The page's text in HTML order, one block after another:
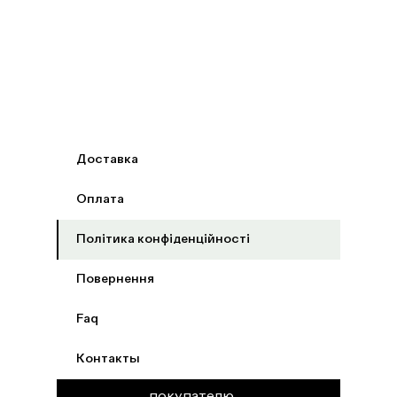
Доставка
Оплата
Політика конфіденційності
Повернення
Faq
Контакты